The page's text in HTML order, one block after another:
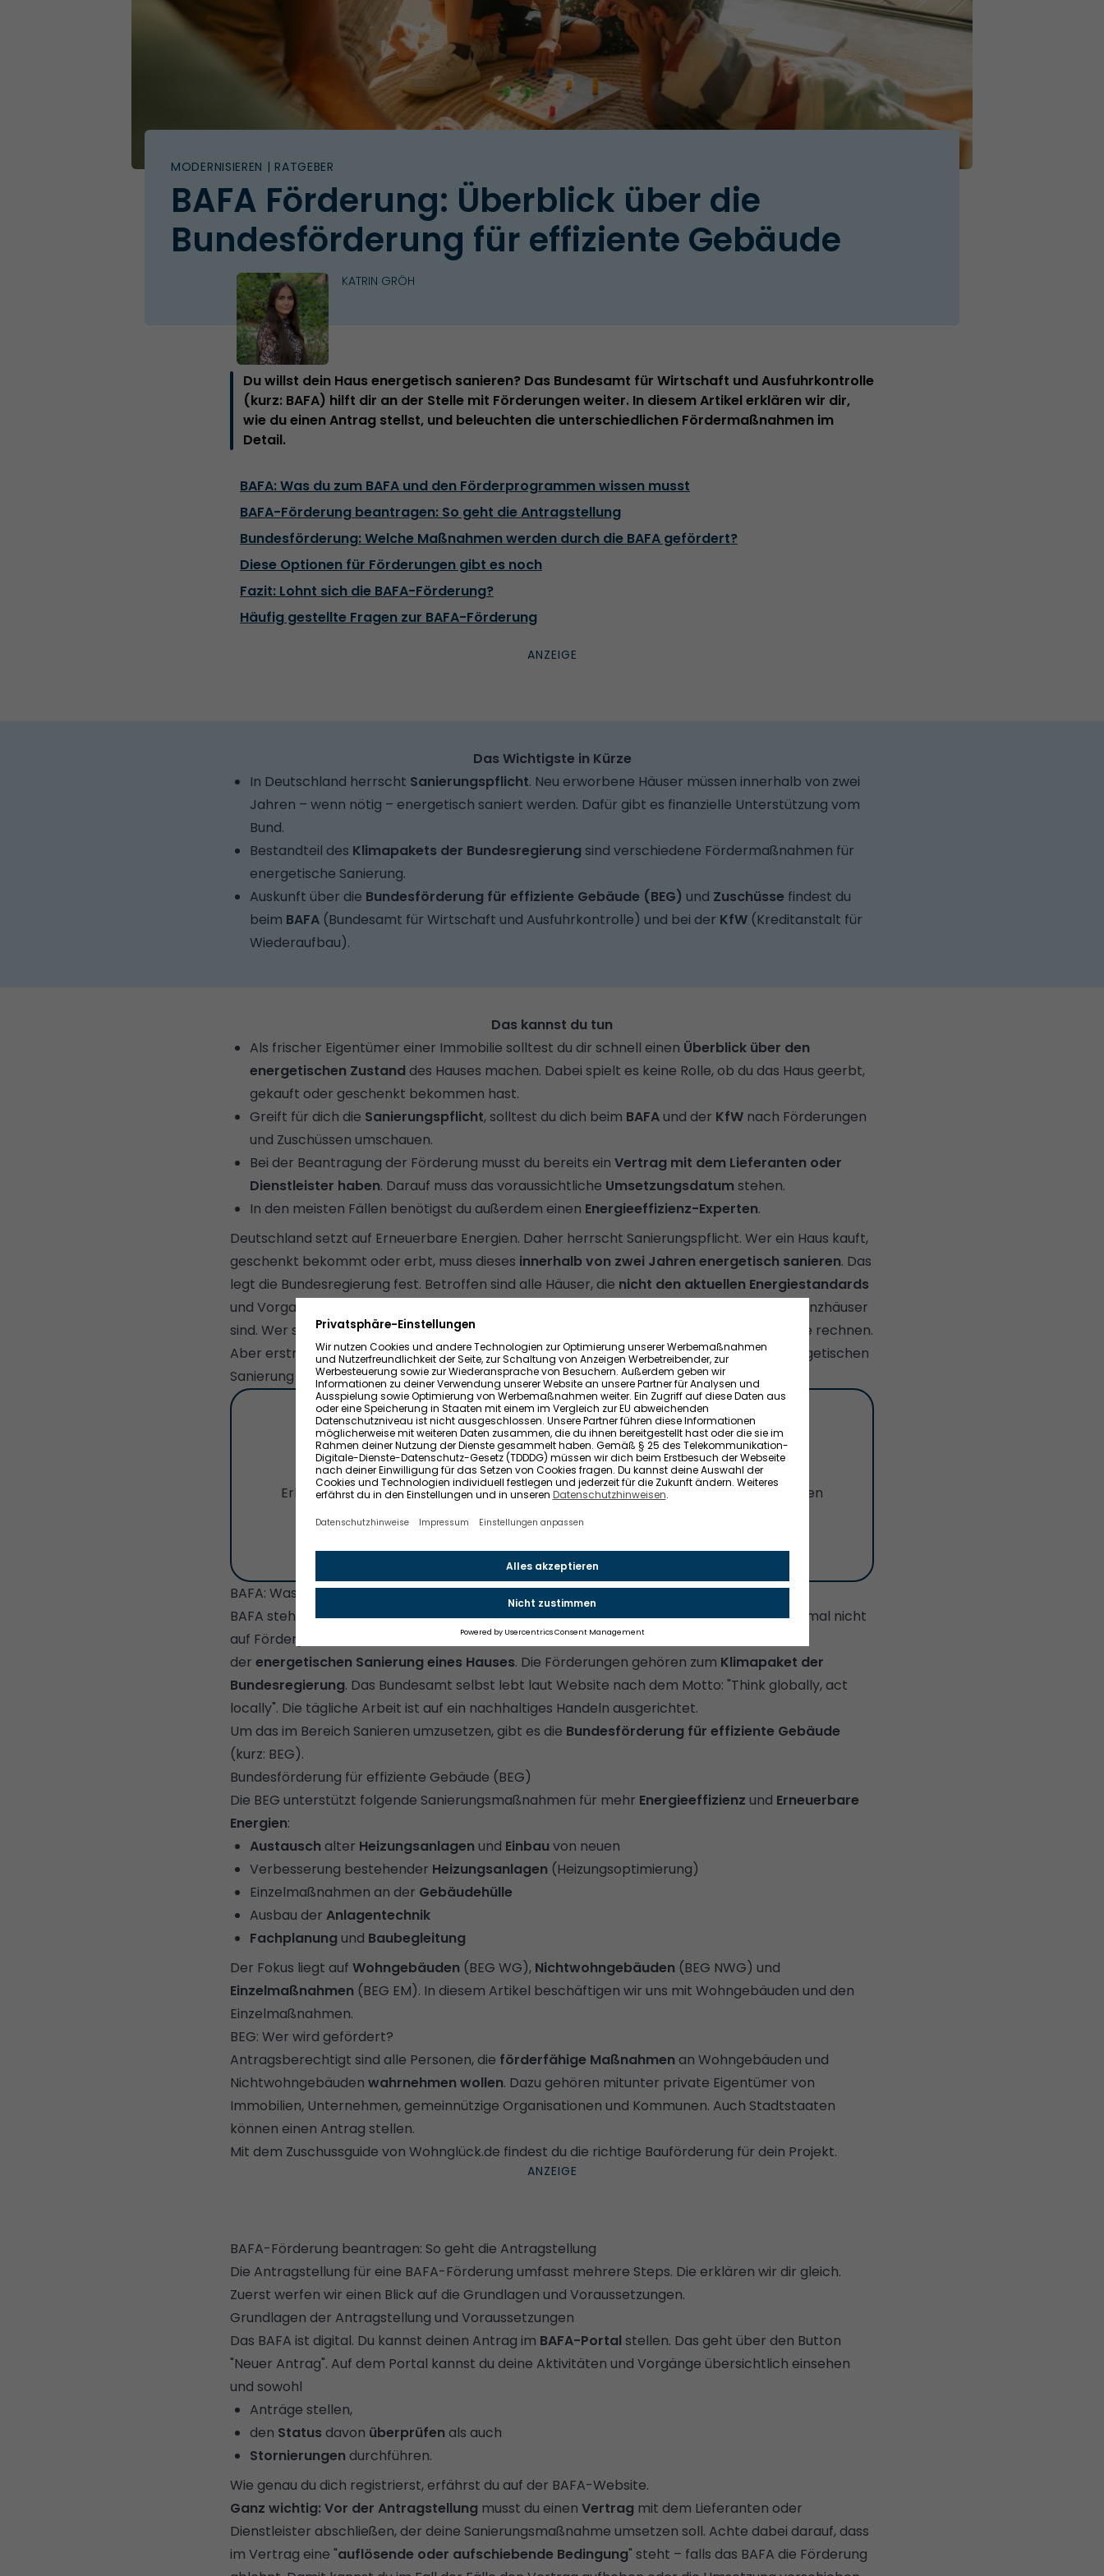
MODERNISIEREN | RATGEBER
BAFA Förderung: Überblick über die
Bundesförderung für effiziente Gebäude
KATRIN GRÖH
Du willst dein Haus energetisch sanieren? Das Bundesamt für Wirtschaft und Ausfuhrkontrolle
(kurz: BAFA) hilft dir an der Stelle mit Förderungen weiter. In diesem Artikel erklären wir dir,
wie du einen Antrag stellst, und beleuchten die unterschiedlichen Fördermaßnahmen im
Detail.
BAFA: Was du zum BAFA und den Förderprogrammen wissen musst
BAFA-Förderung beantragen: So geht die Antragstellung
Bundesförderung: Welche Maßnahmen werden durch die BAFA gefördert?
Diese Optionen für Förderungen gibt es noch
Fazit: Lohnt sich die BAFA-Förderung?
Häufig gestellte Fragen zur BAFA-Förderung
Das Wichtigste in Kürze
In Deutschland herrscht Sanierungspflicht. Neu erworbene Häuser müssen innerhalb von zwei
Jahren – wenn nötig – energetisch saniert werden. Dafür gibt es finanzielle Unterstützung vom
Bund.
Bestandteil des Klimapakets der Bundesregierung sind verschiedene Fördermaßnahmen für
energetische Sanierung.
Auskunft über die Bundesförderung für effiziente Gebäude (BEG) und Zuschüsse findest du
beim BAFA (Bundesamt für Wirtschaft und Ausfuhrkontrolle) und bei der KfW (Kreditanstalt für
Wiederaufbau).
Das kannst du tun
Als frischer Eigentümer einer Immobilie solltest du dir schnell einen Überblick über den
energetischen Zustand des Hauses machen. Dabei spielt es keine Rolle, ob du das Haus geerbt,
gekauft oder geschenkt bekommen hast.
Greift für dich die Sanierungspflicht, solltest du dich beim BAFAund der KfW nach Förderungen
und Zuschüssen umschauen.
Bei der Beantragung der Förderung musst du bereits ein Vertrag mit dem Lieferanten oder
Dienstleister haben. Darauf muss das voraussichtliche Umsetzungsdatum stehen.
In den meisten Fällen benötigst du außerdem einen Energieeffizienz-Experten.
Deutschland setzt auf Erneuerbare Energien. Daher herrscht Sanierungspflicht. Wer ein Haus kauft,
geschenkt bekommt oder erbt, muss dieses innerhalb von zwei Jahren energetisch sanieren. Das
legt die Bundesregierung fest. Betroffen sind alle Häuser, die nicht den aktuellen Energiestandards
und Vorgaben des
Effizienzhäuser
sind. Wer sich nicht darum kümmert, muss im schlimmsten Fall mit einer hohen Geldstrafe rechnen.
Aber erstmal keine Panik – es gibt verschiedene Förderprogramme, die dich bei der energetischen
Sanierung unterstützen.
Jetzt Maßnahmen checken!
Erhalte jetzt einenÜberblick über energetische Maßnahmen
für dein Objekt, deren
Kosten & Fördermöglichkeiten.
BAFA: Was du zum BAFA und den Förderprogrammen wissen musst
BAFA steht für Bundesamt für Wirtschaft und Ausfuhrkontrolle. Dieser Name lässt erst einmal nicht
auf Förderpotenzial schließen. Dennoch fördert das BAFA Immobilienbesitzer bei
der energetischen Sanierung eines Hauses. Die Förderungen gehören zum Klimapaket der
Bundesregierung. Das Bundesamt selbst lebt laut Website nach dem Motto: "Think globally, act
locally". Die tägliche Arbeit ist auf ein nachhaltiges Handeln ausgerichtet.
Um das im Bereich Sanieren umzusetzen, gibt es die Bundesförderung für effiziente Gebäude
(kurz: BEG).
Bundesförderung für effiziente Gebäude (BEG)
Die BEG unterstützt folgende Sanierungsmaßnahmen für mehr Energieeffizienz und Erneuerbare
Energien:
Austausch alter Heizungsanlagen und Einbau von neuen
Verbesserung bestehender Heizungsanlagen (Heizungsoptimierung)
Einzelmaßnahmen an der Gebäudehülle
Ausbau der Anlagentechnik
Fachplanung und Baubegleitung
Der Fokus liegt auf Wohngebäuden (BEG WG), Nichtwohngebäuden (BEG NWG) und
Einzelmaßnahmen (BEG EM). In diesem Artikel beschäftigen wir uns mit Wohngebäuden und den
Einzelmaßnahmen.
BEG: Wer wird gefördert?
Antragsberechtigt sind alle Personen, die förderfähige Maßnahmen an Wohngebäuden und
Nichtwohngebäuden wahrnehmen wollen. Dazu gehören mitunter private Eigentümer von
Immobilien, Unternehmen, gemeinnützige Organisationen und Kommunen. Auch Stadtstaaten
können einen Antrag stellen.
Mit dem Zuschussguide von Wohnglück.de findest du die richtige Bauförderung für dein Projekt.
BAFA-Förderung beantragen: So geht die Antragstellung
Die Antragstellung für eine BAFA-Förderung umfasst mehrere Steps. Die erklären wir dir gleich.
Zuerst werfen wir einen Blick auf die Grundlagen und Voraussetzungen.
Grundlagen der Antragstellung und Voraussetzungen
Das BAFA ist digital. Du kannst deinen Antrag im BAFA-Portal stellen. Das geht über den Button
"Neuer Antrag". Auf dem Portal kannst du deine Aktivitäten und Vorgänge übersichtlich einsehen
und sowohl
Anträge stellen,
den Status davon überprüfen als auch
Stornierungen durchführen.
Wie genau du dich registrierst, erfährst du auf der BAFA-Website.
Ganz wichtig: Vor der Antragstellung musst du einen Vertrag mit dem Lieferanten oder
Dienstleister abschließen, der deine Sanierungsmaßnahme umsetzen soll. Achte dabei darauf, dass
im Vertrag eine "auflösende oder aufschiebende Bedingung" steht – falls das BAFA die Förderung